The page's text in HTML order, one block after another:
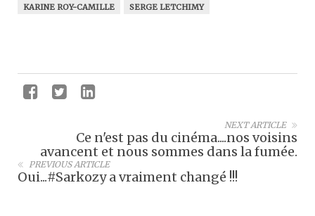
KARINE ROY-CAMILLE
SERGE LETCHIMY
NEXT ARTICLE
Ce n'est pas du cinéma....nos voisins
avancent et nous sommes dans la fumée.
PREVIOUS ARTICLE
Oui...#Sarkozy a vraiment changé !!!